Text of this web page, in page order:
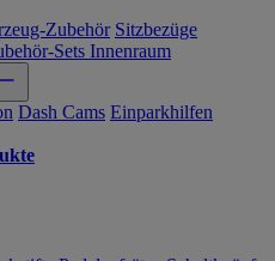
Zubehör Sitzbezüge
Sets Innenraum
Dash Cams Einparkhilfen